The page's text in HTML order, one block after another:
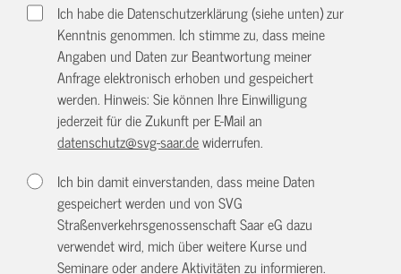
Ich habe die Datenschutzerklärung (siehe unten) zur
Kenntnis genommen. Ich stimme zu, dass meine
Angaben und Daten zur Beantwortung meiner
Anfrage elektronisch erhoben und gespeichert
werden. Hinweis: Sie können Ihre Einwilligung
jederzeit für die Zukunft per E-Mail an
datenschutz@svg-saar.dewiderrufen.
Ich bin damit einverstanden, dass meine Daten
gespeichert werden und von SVG
Straßenverkehrsgenossenschaft Saar eG dazu
verwendet wird, mich über weitere Kurse und
Seminare oder andere Aktivitäten zu informieren.